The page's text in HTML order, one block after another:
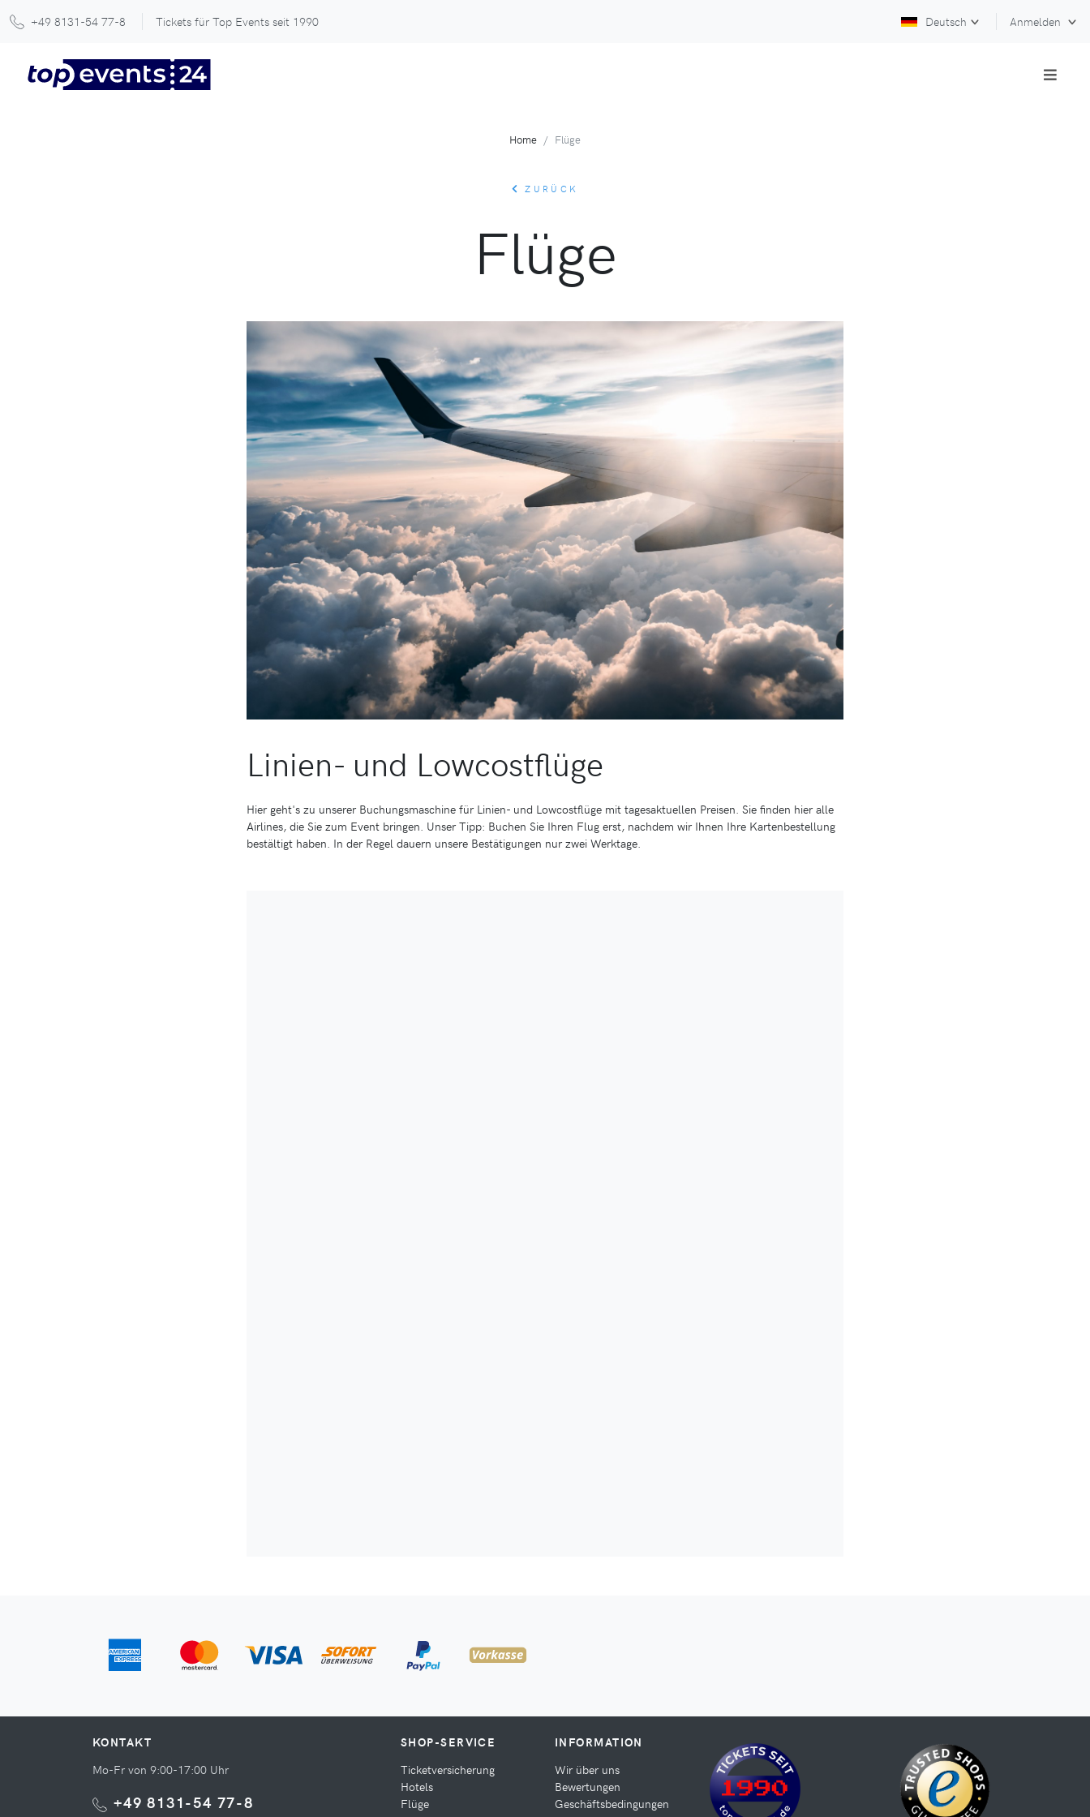
+49 8131-54 77-8 Tickets für Top Events seit 1990 Deutsch Anmelden
Home Flüge
ZURÜCK
Flüge
Linien- und Lowcostflüge
Hier geht's zu unserer Buchungsmaschine für Linien- und Lowcostflüge mit tagesaktuellen Preisen. Sie finden hier alle
Airlines, die Sie zum Event bringen. Unser Tipp: Buchen Sie Ihren Flug erst, nachdem wir Ihnen Ihre Kartenbestellung
bestältigt haben. In der Regel dauern unsere Bestätigungen nur zwei Werktage.
KONTAKT
Mo-Fr von 9:00-17:00 Uhr
+49 8131-54 77-8
SHOP-SERVICE
Ticketversicherung
Hotels
Flüge
INFORMATION
Wir über uns
Bewertungen
Geschäftsbedingungen